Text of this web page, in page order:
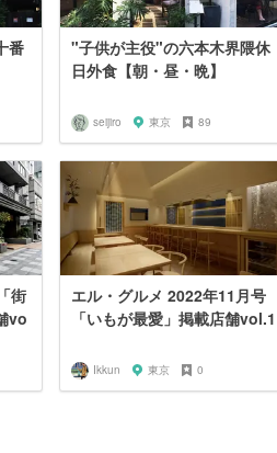
番
"子供が主役"の六本木界隈休
日外食【朝・昼・晩】
seijiro 東京 89
街
vo
エル・グルメ 2022年11月号
「いもが最愛」掲載店舗vol.1
Ikkun 東京 0